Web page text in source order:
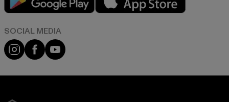
Instagram
FacebookYouTube